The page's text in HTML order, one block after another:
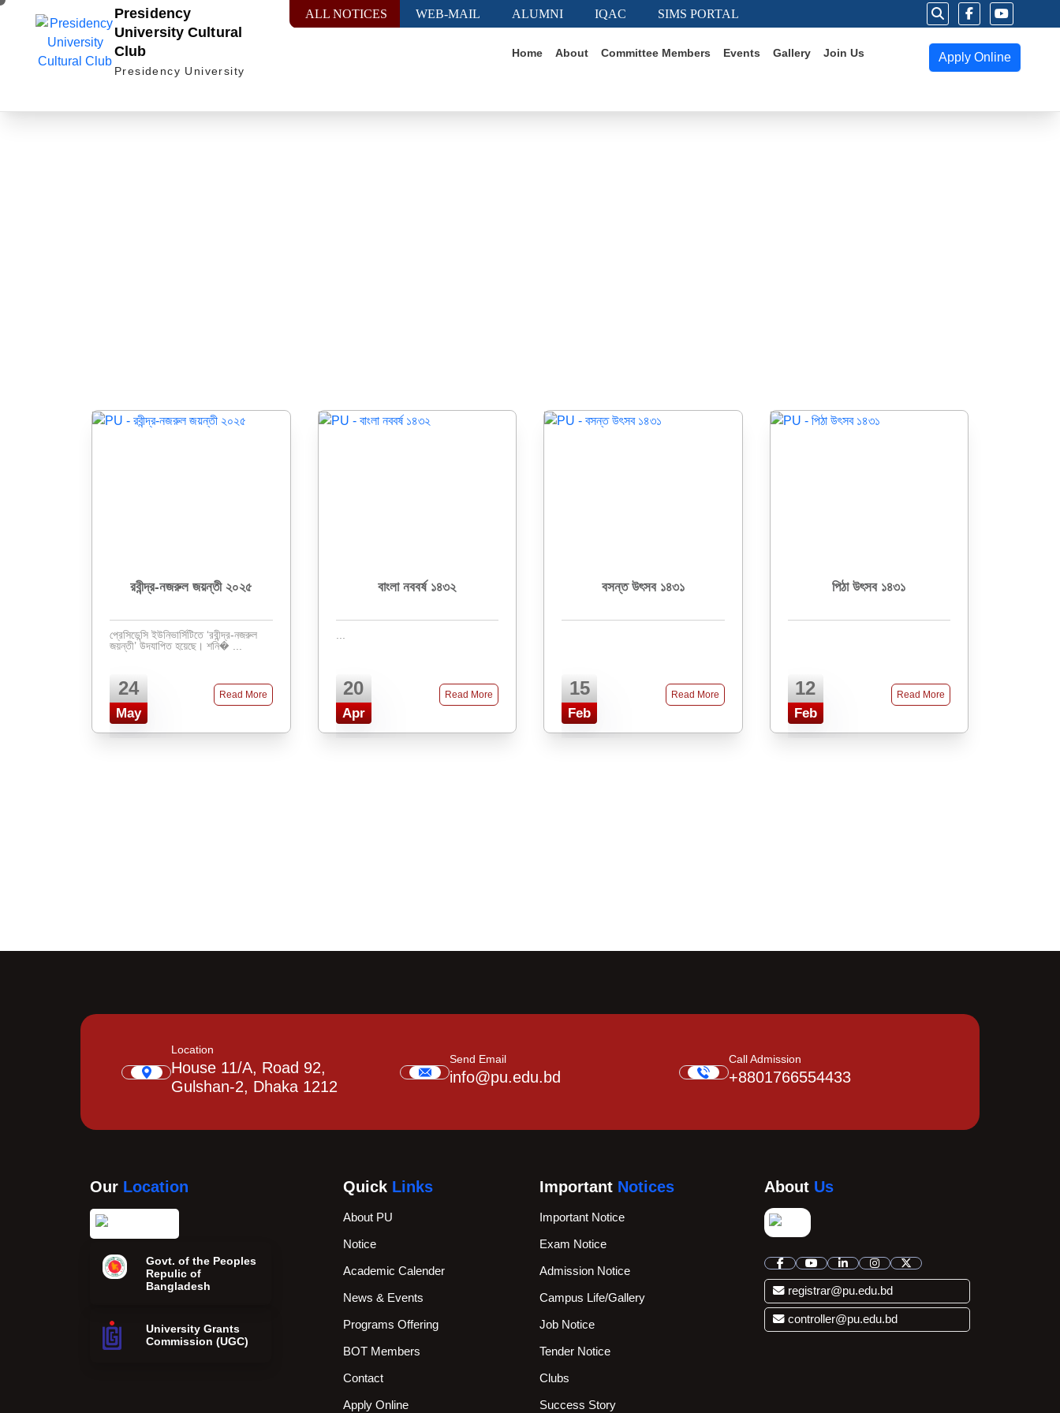
ALL NOTICES WEB-MAIL ALUMNI IQAC SIMS PORTAL
Presidency
University Cultural
Club
Presidency University
Home About Committee Members Events Gallery Join Us Apply Online
রবীন্দ্র-নজরুল জয়ন্তী ২০২৫
প্রেসিডেন্সি ইউনিভার্সিটিতে ‘রবীন্দ্র-নজরুল
জয়ন্তী’ উদযাপিত হয়েছে। শনি� ...
24
May
Read More
বাংলা নববর্ষ ১৪৩২
20
Apr
Read More
বসন্ত উৎসব ১৪৩১
15
Feb
Read More
পিঠা উৎসব ১৪৩১
12
Feb
Read More
Location
House 11/A, Road 92,
Gulshan-2, Dhaka 1212
Send Email
info@pu.edu.bd
Call Admission
+8801766554433
Our Location
Govt. of the Peoples
Repulic of
Bangladesh
University Grants
Commission (UGC)
Quick Links
About PU
Notice
Academic Calender
News & Events
Programs Offering
BOT Members
Contact
Apply Online
Important Notices
Important Notice
Exam Notice
Admission Notice
Campus Life/Gallery
Job Notice
Tender Notice
Clubs
Success Story
About Us
registrar@pu.edu.bd
controller@pu.edu.bd